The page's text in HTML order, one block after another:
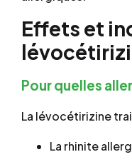
Effets et
Pour quelles
La lévocétirizine
La rhinite